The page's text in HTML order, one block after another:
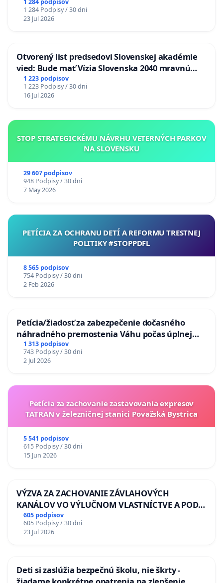
1 284 Podpisy / 30 dni
23 Jul 2026
Otvorený list predsedovi Slovenskej akadémie
vied: Bude mať Vízia Slovenska 2040 mravnú
chrbticu?
1 223 podpisov
1 223 Podpisy / 30 dni
16 Jul 2026
STOP STRATEGICKÉMU NÁVRHU VETERNÝCH PARKOV
NA SLOVENSKU
29 607 podpisov
948 Podpisy / 30 dni
7 May 2026
PETÍCIA ZA OCHRANU DETÍ A REFORMU TRESTNEJ
POLITIKY #STOPPDFL
8 565 podpisov
754 Podpisy / 30 dni
2 Feb 2026
Petícia/žiadosť za zabezpečenie dočasného
náhradného premostenia Váhu počas úplnej
uzávery Vážskeho mosta v Komárne
1 313 podpisov
743 Podpisy / 30 dni
2 Jul 2026
Petícia za zachovanie zastavovania expresov
TATRAN v železničnej stanici Považská Bystrica
5 541 podpisov
615 Podpisy / 30 dni
15 Jun 2026
VÝZVA ZA ZACHOVANIE ZÁVLAHOVÝCH
KANÁLOV VO VÝLUČNOM VLASTNÍCTVE A POD
KONTROLOU SLOVENSKEJ REPUBLIKY & žiadosť
na riešenie zanedbaného stavu závlahových a
odvodňovacích kanálov na Slovensku
605 podpisov
605 Podpisy / 30 dni
23 Jul 2026
Deti si zaslúžia bezpečnú školu, nie škrty -